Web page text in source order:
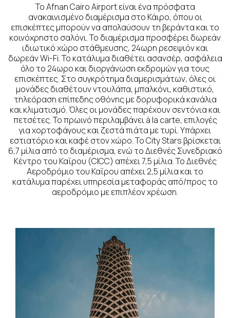
Το Afnan Cairo Airport είναι ένα πρόσφατα
ανακαινισμένο διαμέρισμα στο Κάιρο, όπου οι
επισκέπτες μπορούν να απολαύσουν τη βεράντα και το
κοινόχρηστο σαλόνι. Το διαμέρισμα προσφέρει δωρεάν
ιδιωτικό χώρο στάθμευσης, 24ωρη ρεσεψιόν και
δωρεάν Wi-Fi. Το κατάλυμα διαθέτει ασανσέρ, ασφάλεια
όλο το 24ωρο και διοργάνωση εκδρομών για τους
επισκέπτες. Στο συγκρότημα διαμερισμάτων, όλες οι
μονάδες διαθέτουν ντουλάπα, μπαλκόνι, καθιστικό,
τηλεόραση επίπεδης οθόνης με δορυφορικά κανάλια
και κλιματισμό. Όλες οι μονάδες παρέχουν σεντόνια και
πετσέτες. Το πρωινό περιλαμβάνει à la carte, επιλογές
για χορτοφάγους και ζεστά πιάτα με τυρί. Υπάρχει
εστιατόριο και καφέ στον χώρο. Το City Stars βρίσκεται
6,7 μίλια από το διαμέρισμα, ενώ το Διεθνές Συνεδριακό
Κέντρο του Καΐρου (CICC) απέχει 7,5 μίλια. Το Διεθνές
Αεροδρόμιο του Καΐρου απέχει 2,5 μίλια και το
κατάλυμα παρέχει υπηρεσία μεταφοράς από/προς το
αεροδρόμιο με επιπλέον χρέωση.